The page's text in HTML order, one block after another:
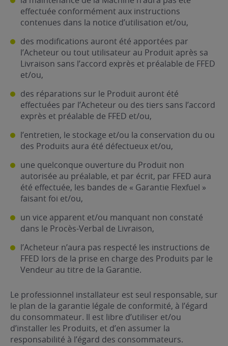
effectuée conformément aux instructions
contenues dans la notice d’utilisation et/ou,
des modifications auront été apportées par
l’Acheteur ou tout utilisateur au Produit après sa
Livraison sans l’accord exprès et préalable de FFED
et/ou,
des réparations sur le Produit auront été
effectuées par l’Acheteur ou des tiers sans l’accord
exprès et préalable de FFED et/ou,
l’entretien, le stockage et/ou la conservation du ou
des Produits aura été défectueux et/ou,
une quelconque ouverture du Produit non
autorisée au préalable, et par écrit, par FFED aura
été effectuée, les bandes de « Garantie Flexfuel »
faisant foi et/ou,
un vice apparent et/ou manquant non constaté
dans le Procès-Verbal de Livraison,
l’Acheteur n’aura pas respecté les instructions de
FFED lors de la prise en charge des Produits par le
Vendeur au titre de la Garantie.
Le professionnel installateur est seul responsable, sur
le plan de la garantie légale de conformité, à l’égard
du consommateur. Il est libre d’utiliser et/ou
d’installer les Produits, et d’en assumer la
responsabilité à l’égard des consommateurs.